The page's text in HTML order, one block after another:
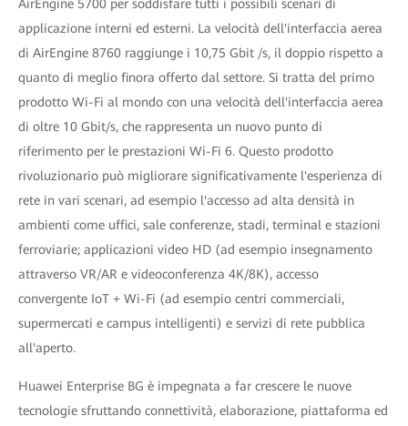
AirEngine 5700 per soddisfare tutti i possibili scenari di
applicazione interni ed esterni. La velocità dell'interfaccia aerea
di AirEngine 8760 raggiunge i 10,75 Gbit /s, il doppio rispetto a
quanto di meglio finora offerto dal settore. Si tratta del primo
prodotto Wi-Fi al mondo con una velocità dell'interfaccia aerea
di oltre 10 Gbit/s, che rappresenta un nuovo punto di
riferimento per le prestazioni Wi-Fi 6. Questo prodotto
rivoluzionario può migliorare significativamente l'esperienza di
rete in vari scenari, ad esempio l'accesso ad alta densità in
ambienti come uffici, sale conferenze, stadi, terminal e stazioni
ferroviarie; applicazioni video HD (ad esempio insegnamento
attraverso VR/AR e videoconferenza 4K/8K), accesso
convergente IoT + Wi-Fi (ad esempio centri commerciali,
supermercati e campus intelligenti) e servizi di rete pubblica
all'aperto.
Huawei Enterprise BG è impegnata a far crescere le nuove
tecnologie sfruttando connettività, elaborazione, piattaforma ed